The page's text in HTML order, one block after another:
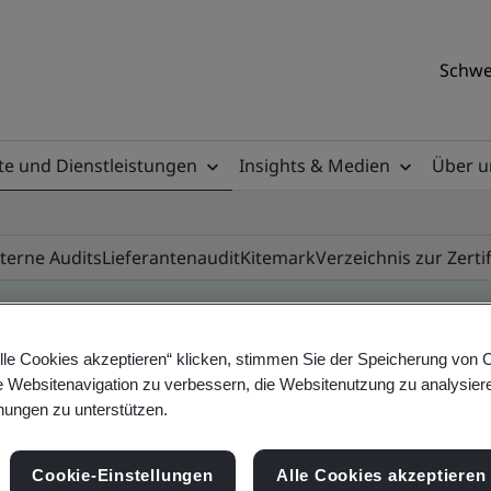
und Dienstleistungen Insights & Medien
Über
AuditsLieferantenauditKitemarkVerzeichnis zur
- Validation and Verification, Swiss and
Cookies akzeptieren“ klicken, stimmen Sie der Speicherung von
Websitenavigation zu verbessern, die Websitenutzung zu
zu unterstützen.
Cookie-Einstellungen Alle Cookies akzeptieren